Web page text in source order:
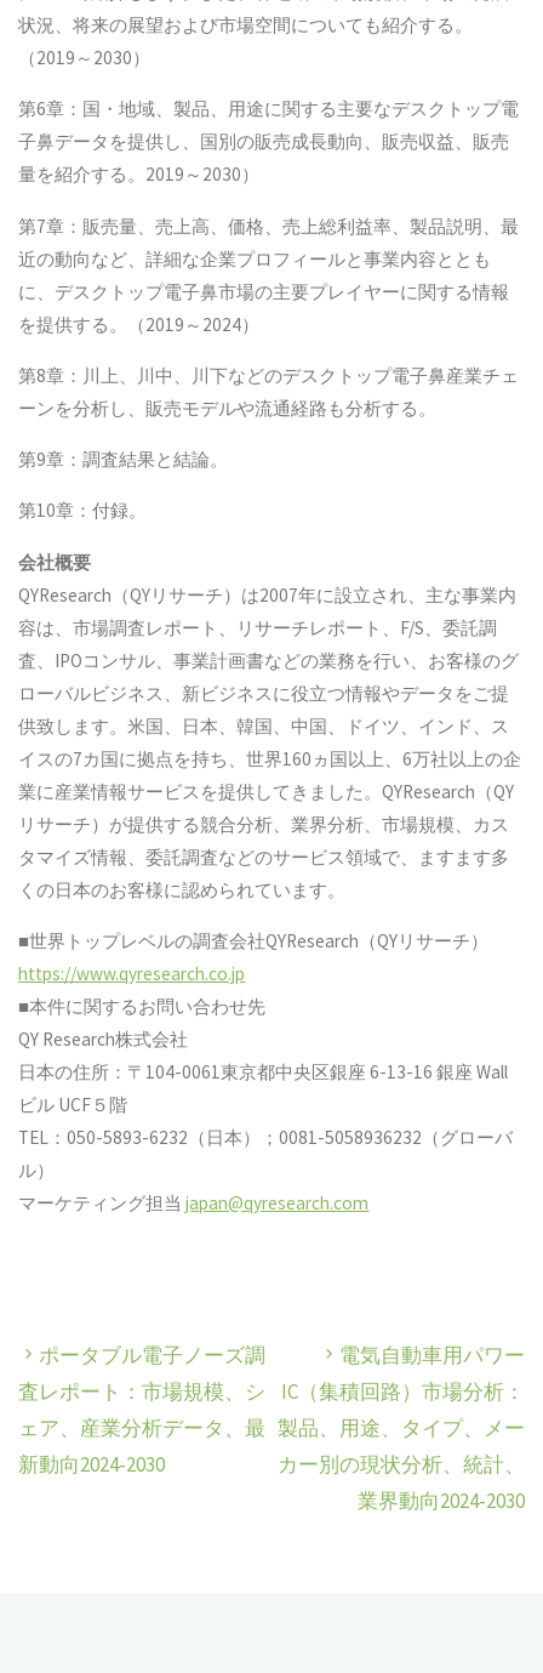
状況、将来の展望および市場空間についても紹介する。
（2019～2030）
第6章：国・地域、製品、用途に関する主要なデスクトップ電
子鼻データを提供し、国別の販売成長動向、販売収益、販売
量を紹介する。2019～2030）
第7章：販売量、売上高、価格、売上総利益率、製品説明、最
近の動向など、詳細な企業プロフィールと事業内容ととも
に、デスクトップ電子鼻市場の主要プレイヤーに関する情報
を提供する。（2019～2024）
第8章：川上、川中、川下などのデスクトップ電子鼻産業チェ
ーンを分析し、販売モデルや流通経路も分析する。
第9章：調査結果と結論。
第10章：付録。
会社概要
QYResearch（QYリサーチ）は2007年に設立され、主な事業内
容は、市場調査レポート、リサーチレポート、F/S、委託調
査、IPOコンサル、事業計画書などの業務を行い、お客様のグ
ローバルビジネス、新ビジネスに役立つ情報やデータをご提
供致します。米国、日本、韓国、中国、ドイツ、インド、ス
イスの7カ国に拠点を持ち、世界160ヵ国以上、6万社以上の企
業に産業情報サービスを提供してきました。QYResearch（QY
リサーチ）が提供する競合分析、業界分析、市場規模、カス
タマイズ情報、委託調査などのサービス領域で、ますます多
くの日本のお客様に認められています。
■世界トップレベルの調査会社QYResearch（QYリサーチ）
https://www.qyresearch.co.jp
■本件に関するお問い合わせ先
QY Research株式会社
日本の住所：〒104-0061東京都中央区銀座 6-13-16 銀座 Wall
ビル UCF５階
TEL：050-5893-6232（日本）；0081-5058936232（グローバ
ル）
マーケティング担当japan@qyresearch.com
ポータブル電子ノーズ調
査レポート：市場規模、シ
ェア、産業分析データ、最
新動向2024-2030
電気自動車用パワー
IC（集積回路）市場分析：
製品、用途、タイプ、メー
カー別の現状分析、統計、
業界動向2024-2030